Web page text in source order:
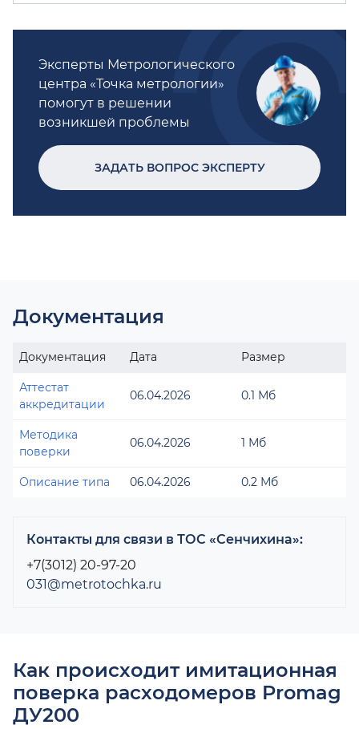
Эксперты Метрологического
центра «Точка метрологии»
помогут в решении
возникшей проблемы
ЗАДАТЬ ВОПРОС ЭКСПЕРТУ
Документация
Документация Дата Размер
Аттестат
аккредитации
06.04.2026 0.1 Мб
Методика
поверки
06.04.2026 1 Мб
Описание типа 06.04.2026 0.2 Мб
Контакты для связи в ТОС «Сенчихина»:
+7(3012) 20-97-20
031@metrotochka.ru
Как происходит имитационная
поверка расходомеров Promag
ДУ200